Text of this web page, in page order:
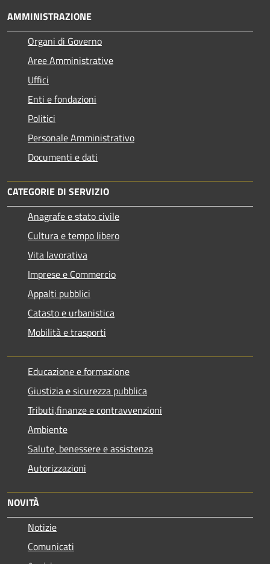
AMMINISTRAZIONE
Organi di Governo
Aree Amministrative
Uffici
Enti e fondazioni
Politici
Personale Amministrativo
Documenti e dati
CATEGORIE DI SERVIZIO
Anagrafe e stato civile
Cultura e tempo libero
Vita lavorativa
Imprese e Commercio
Appalti pubblici
Catasto e urbanistica
Mobilità e trasporti
Educazione e formazione
Giustizia e sicurezza pubblica
Tributi,finanze e contravvenzioni
Ambiente
Salute, benessere e assistenza
Autorizzazioni
NOVITÀ
Notizie
Comunicati